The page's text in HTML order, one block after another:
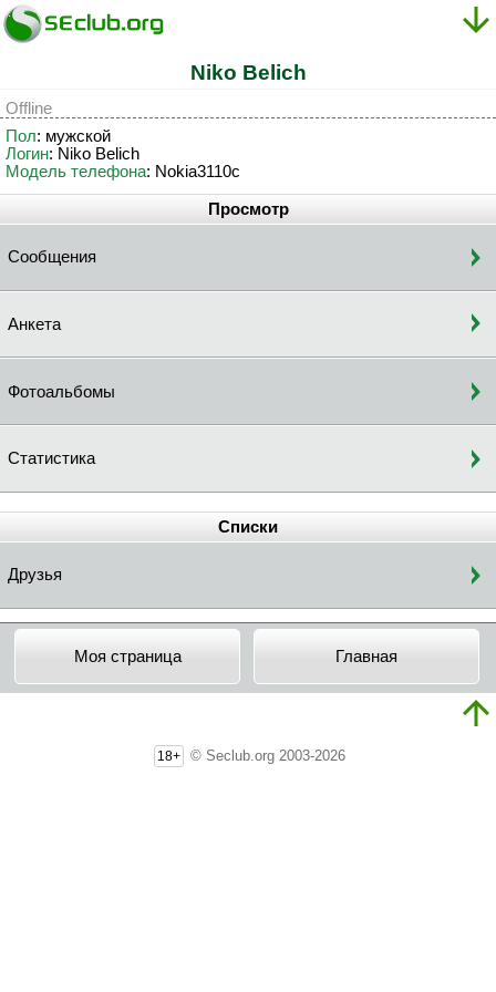
Niko Belich
Offline
Пол: мужской
Логин: Niko Belich
Модель телефона: Nokia3110c
Просмотр
Сообщения
Анкета
Фотоальбомы
Статистика
Списки
Друзья
Моя страница Главная
18+ © Seclub.org 2003-2026